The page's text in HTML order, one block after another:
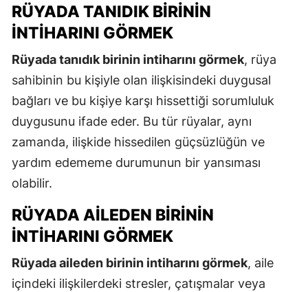
RÜYADA TANIDIK BIRININ
İNTIHARINI GÖRMEK
Rüyada tanıdık birinin intiharını görmek, rüya
sahibinin bu kişiyle olan ilişkisindeki duygusal
bağları ve bu kişiye karşı hissettiği sorumluluk
duygusunu ifade eder. Bu tür rüyalar, aynı
zamanda, ilişkide hissedilen güçsüzlüğün ve
yardım edememe durumunun bir yansıması
olabilir.
RÜYADA AILEDEN BIRININ
İNTIHARINI GÖRMEK
Rüyada aileden birinin intiharını görmek, aile
içindeki ilişkilerdeki stresler, çatışmalar veya